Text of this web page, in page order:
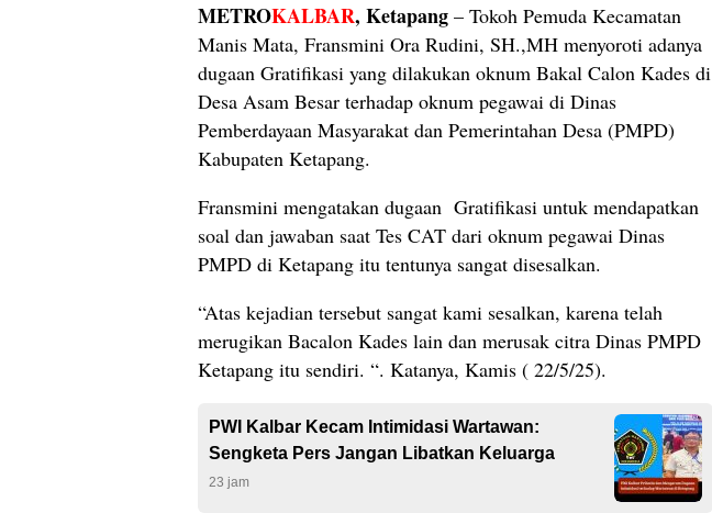
METROKALBAR, Ketapang – Tokoh Pemuda Kecamatan
Manis Mata, Fransmini Ora Rudini, SH.,MH menyoroti adanya
dugaan Gratifikasi yang dilakukan oknum Bakal Calon Kades di
Desa Asam Besar terhadap oknum pegawai di Dinas
Pemberdayaan Masyarakat dan Pemerintahan Desa (PMPD)
Kabupaten Ketapang.
Fransmini mengatakan dugaan Gratifikasi untuk mendapatkan
soal dan jawaban saat Tes CAT dari oknum pegawai Dinas
PMPD di Ketapang itu tentunya sangat disesalkan.
“Atas kejadian tersebut sangat kami sesalkan, karena telah
merugikan Bacalon Kades lain dan merusak citra Dinas PMPD
Ketapang itu sendiri. “. Katanya, Kamis ( 22/5/25).
PWI Kalbar Kecam Intimidasi Wartawan:
Sengketa Pers Jangan Libatkan Keluarga
23 jam